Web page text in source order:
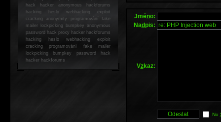
Jméno:
Nadpis:
Vzkaz:
No
hackhacker anonymous hackforums
hackingheslo webhacking exploit
cracking anonymity programování fake
mailer lockpicking bumpkey anonymous
password hack proxy hacker hackforums
hacking heslo webhacking exploit
cracking programování fake mailer
lockpicking bumpkey password hack
hackerhackforums